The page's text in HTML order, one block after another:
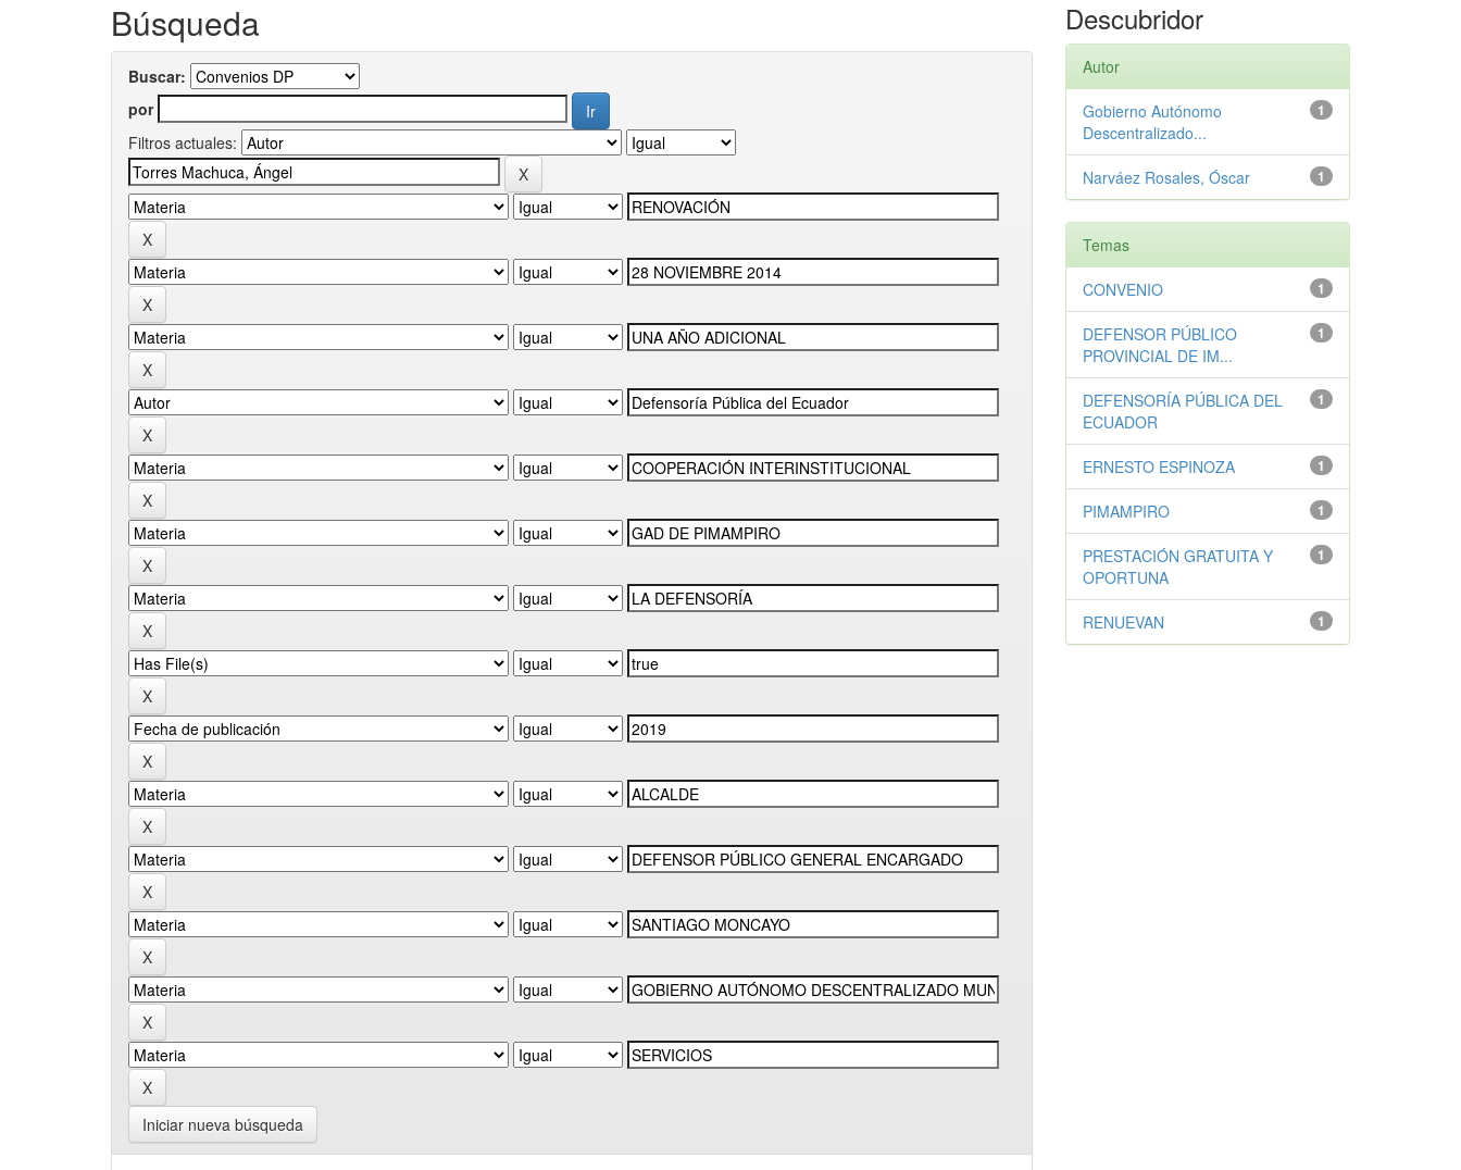
Búsqueda
Buscar:
por
Filtros actuales:
Iniciar nueva búsqueda
Descubridor
Autor
1
Gobierno Autónomo
Descentralizado...
1
Narváez Rosales, Óscar
Temas
1
CONVENIO
1
DEFENSOR PÚBLICO
PROVINCIAL DE IM...
1
DEFENSORÍA PÚBLICA DEL
ECUADOR
1
ERNESTO ESPINOZA
1
PIMAMPIRO
1
PRESTACIÓN GRATUITA Y
OPORTUNA
1
RENUEVAN